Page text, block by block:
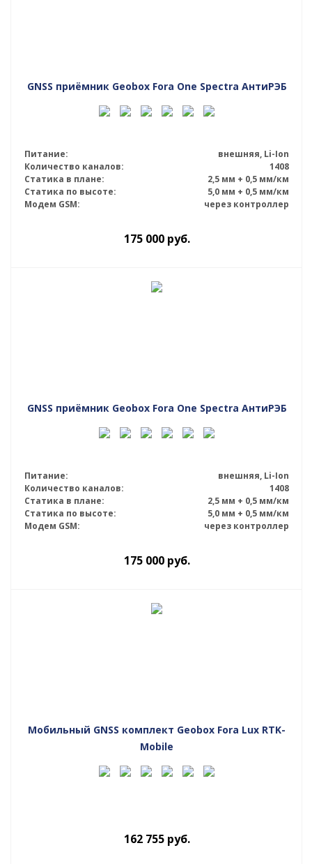
GNSS приёмник Geobox Fora One Spectra АнтиРЭБ
Питание:
внешняя, Li-Ion
Количество каналов:
1408
Статика в плане:
2,5 мм + 0,5 мм/км
Статика по высоте:
5,0 мм + 0,5 мм/км
Модем GSM:
через контроллер
175 000руб.
GNSS приёмник Geobox Fora One Spectra АнтиРЭБ
Питание:
внешняя, Li-Ion
Количество каналов:
1408
Статика в плане:
2,5 мм + 0,5 мм/км
Статика по высоте:
5,0 мм + 0,5 мм/км
Модем GSM:
через контроллер
175 000руб.
Мобильный GNSS комплект Geobox Fora Lux RTK-
Mobile
162 755руб.